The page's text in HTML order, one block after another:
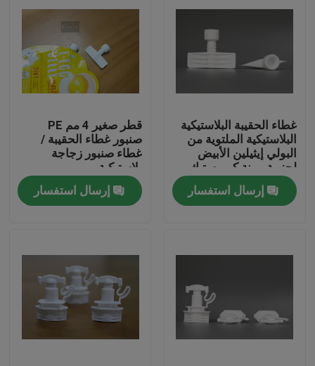
عنّا
جولة في المصنع
مراقبة الجودة
البلاستيك صنبور قبعات
غطاء الحقيبة البلاستيكية
البلاستيكية الملتوية من
البولي إيثيلين الأبيض
لحزمة مرنة كوميستيك
إرسال استفسار
قطر صغير 4 مم PE
صنبور غطاء الحقيبة /
غطاء صنبور زجاجة
بلاستيكية
إرسال استفسار